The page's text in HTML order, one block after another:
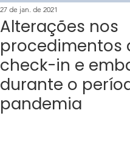
Alterações nos
procedimentos
check-in e
durante o
pandemia
27 de jan. de 2021